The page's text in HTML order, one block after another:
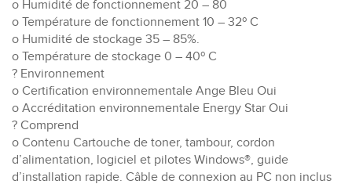
o Humidité de fonctionnement 20 – 80
o Température de fonctionnement 10 – 32º C
o Humidité de stockage 35 – 85%.
o Température de stockage 0 – 40º C
? Environnement
o Certification environnementale Ange Bleu Oui
o Accréditation environnementale Energy Star Oui
? Comprend
o Contenu Cartouche de toner, tambour, cordon
d’alimentation, logiciel et pilotes Windows®, guide
d’installation rapide. Câble de connexion au PC non inclus